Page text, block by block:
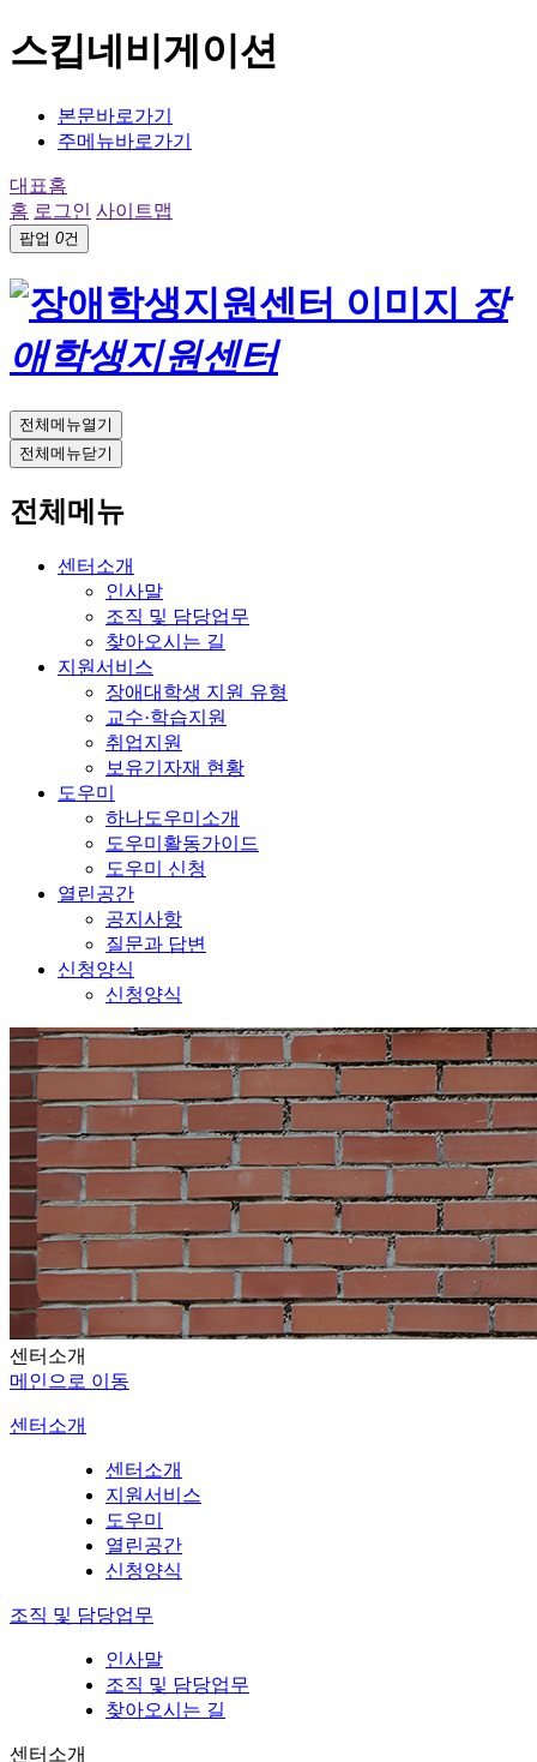
스킵네비게이션
본문바로가기
주메뉴바로가기
대표홈
홈 로그인 사이트맵
팝업 0건
장
애학생지원센터
전체메뉴열기
전체메뉴닫기
전체메뉴
센터소개
인사말
조직 및 담당업무
찾아오시는 길
지원서비스
장애대학생 지원 유형
교수·학습지원
취업지원
보유기자재 현황
도우미
하나도우미소개
도우미활동가이드
도우미 신청
열린공간
공지사항
질문과 답변
신청양식
신청양식
센터소개
메인으로 이동
센터소개
센터소개
지원서비스
도우미
열린공간
신청양식
조직 및 담당업무
인사말
조직 및 담당업무
찾아오시는 길
센터소개